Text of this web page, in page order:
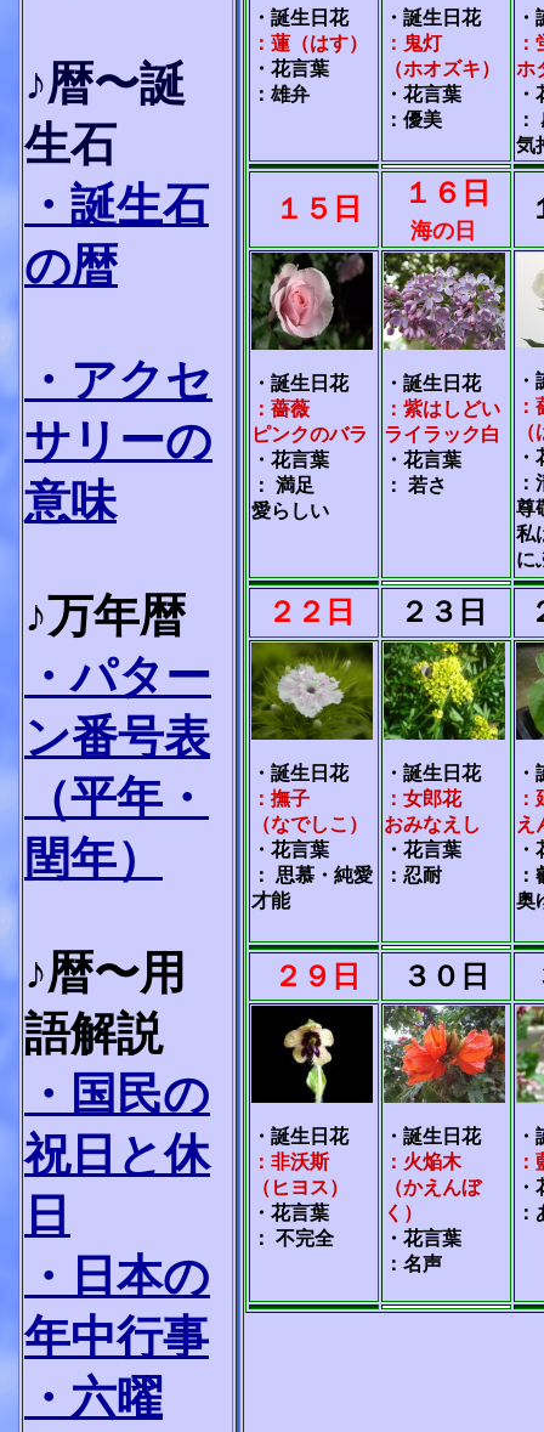
♪暦〜誕
生石
・誕生石
の暦
・ アクセ
サリーの
意味
♪万年暦
・パター
ン番号表
（平年・
閏年）
♪暦〜用
語解説
・国民の
祝日と休
日
・日本の
年中行事
・六曜
・誕生日花
：蓮（はす）
・花言葉
：雄弁
・誕生日花
：鬼灯
（ホオズキ）
・花言葉
：優美
ホ
気
１５日 １６日
海の日
・誕生日花
：薔薇
ピンクのバラ
・花言葉
： 満足
愛らしい
・誕生日花
：紫はしどい
ライラック白
・花言葉
： 若さ
尊
私
に
２２日 ２３日
・誕生日花
：撫子
（なでしこ）
・花言葉
： 思慕・純愛
才能
・誕生日花
：女郎花
おみなえし
・花言葉
：忍耐
え
奥
２９日 ３０日
・誕生日花
：非沃斯
（ヒヨス）
・花言葉
： 不完全
・誕生日花
：火焔木
（かえんぼ
く）
・花言葉
：名声